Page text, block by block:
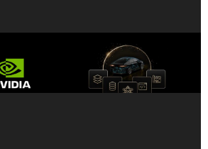
Inc.
な戦略
発表
けの最先端オープン モデルで
ある NVIDIA Alpamayo 2
Super が、商用利用可能に